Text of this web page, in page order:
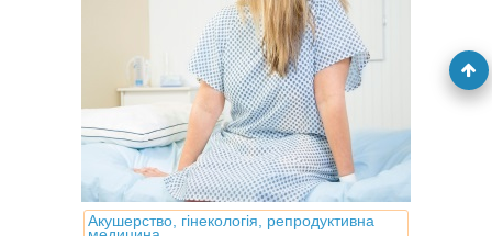
Акушерство, гінекологія, репродуктивна